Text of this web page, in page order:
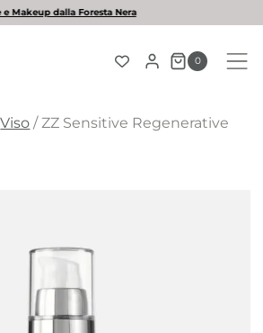
Scopri la nostra selezione di solari
0
Viso /ZZ Sensitive Regenerative